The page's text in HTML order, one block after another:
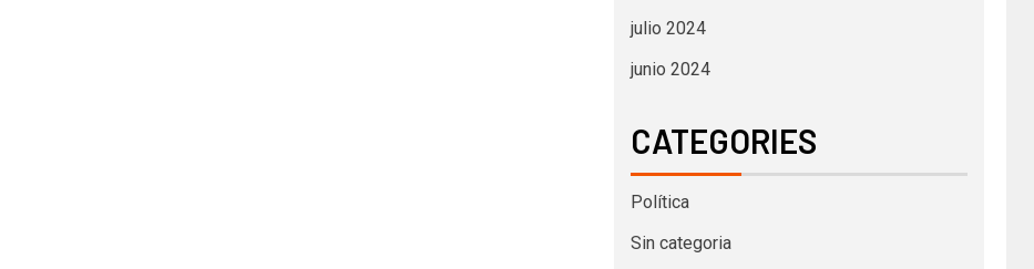
julio 2024
junio 2024
CATEGORIES
Política
Sin categoria